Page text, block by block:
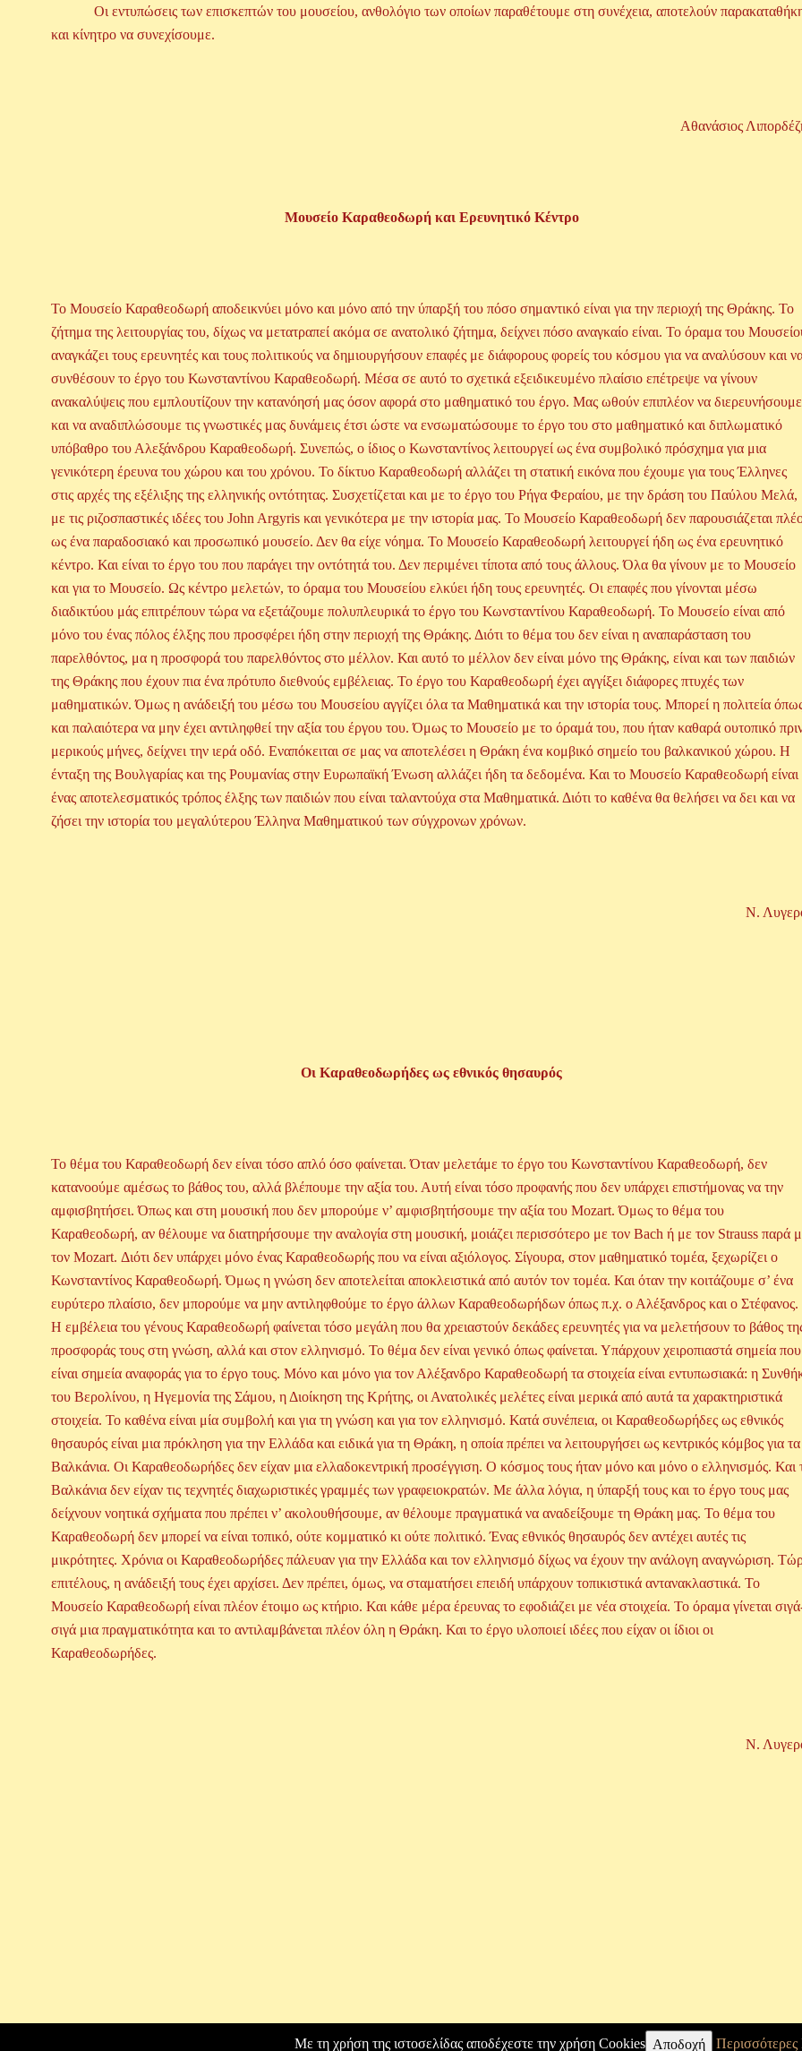
Οι εντυπώσεις των επισκεπτών του μουσείου, ανθολόγιο των οποίων παραθέτουμε στη συνέχεια, αποτελούν
και κίνητρο να συνεχίσουμε.
Αθανάσιος
Μουσείο Καραθεοδωρή και Ερευνητικό Κέντρο
Το Μουσείο Καραθεοδωρή αποδεικνύει μόνο και μόνο από την ύπαρξή του πόσο σημαντικό είναι για την περιοχή της Θράκης. Το
ζήτημα της λειτουργίας του, δίχως να μετατραπεί ακόμα σε ανατολικό ζήτημα, δείχνει πόσο αναγκαίο είναι. Το όραμα του
αναγκάζει τους ερευνητές και τους πολιτικούς να δημιουργήσουν επαφές με διάφορους φορείς του κόσμου για να αναλύσουν και
συνθέσουν το έργο του Κωνσταντίνου Καραθεοδωρή. Μέσα σε αυτό το σχετικά εξειδικευμένο πλαίσιο επέτρεψε να γίνουν
ανακαλύψεις που εμπλουτίζουν την κατανόησή μας όσον αφορά στο μαθηματικό του έργο. Μας ωθούν επιπλέον να διερευνήσουμε
και να αναδιπλώσουμε τις γνωστικές μας δυνάμεις έτσι ώστε να ενσωματώσουμε το έργο του στο μαθηματικό και διπλωματικό
υπόβαθρο του Αλεξάνδρου Καραθεοδωρή. Συνεπώς, ο ίδιος ο Κωνσταντίνος λειτουργεί ως ένα συμβολικό πρόσχημα για μια
γενικότερη έρευνα του χώρου και του χρόνου. Το δίκτυο Καραθεοδωρή αλλάζει τη στατική εικόνα που έχουμε για τους Έλληνες
στις αρχές της εξέλιξης της ελληνικής οντότητας. Συσχετίζεται και με το έργο του Ρήγα Φεραίου, με την δράση του Παύλου Μελά,
με τις ριζοσπαστικές ιδέες του John Argyris και γενικότερα με την ιστορία μας. Το Μουσείο Καραθεοδωρή δεν παρουσιάζεται
ως ένα παραδοσιακό και προσωπικό μουσείο. Δεν θα είχε νόημα. Το Μουσείο Καραθεοδωρή λειτουργεί ήδη ως ένα ερευνητικό
κέντρο. Και είναι το έργο του που παράγει την οντότητά του. Δεν περιμένει τίποτα από τους άλλους. Όλα θα γίνουν με το Μουσείο
και για το Μουσείο. Ως κέντρο μελετών, το όραμα του Μουσείου ελκύει ήδη τους ερευνητές. Οι επαφές που γίνονται μέσω
διαδικτύου μάς επιτρέπουν τώρα να εξετάζουμε πολυπλευρικά το έργο του Κωνσταντίνου Καραθεοδωρή. Το Μουσείο είναι από
μόνο του ένας πόλος έλξης που προσφέρει ήδη στην περιοχή της Θράκης. Διότι το θέμα του δεν είναι η αναπαράσταση του
παρελθόντος, μα η προσφορά του παρελθόντος στο μέλλον. Και αυτό το μέλλον δεν είναι μόνο της Θράκης, είναι και των παιδιών
της Θράκης που έχουν πια ένα πρότυπο διεθνούς εμβέλειας. Το έργο του Καραθεοδωρή έχει αγγίξει διάφορες πτυχές των
μαθηματικών. Όμως η ανάδειξή του μέσω του Μουσείου αγγίζει όλα τα Μαθηματικά και την ιστορία τους. Μπορεί η πολιτεία
και παλαιότερα να μην έχει αντιληφθεί την αξία του έργου του. Όμως το Μουσείο με το όραμά του, που ήταν καθαρά ουτοπικό
μερικούς μήνες, δείχνει την ιερά οδό. Εναπόκειται σε μας να αποτελέσει η Θράκη ένα κομβικό σημείο του βαλκανικού χώρου. Η
ένταξη της Βουλγαρίας και της Ρουμανίας στην Ευρωπαϊκή Ένωση αλλάζει ήδη τα δεδομένα. Και το Μουσείο Καραθεοδωρή είναι
ένας αποτελεσματικός τρόπος έλξης των παιδιών που είναι ταλαντούχα στα Μαθηματικά. Διότι το καθένα θα θελήσει να δει και να
ζήσει την ιστορία του μεγαλύτερου Έλληνα Μαθηματικού των σύγχρονων χρόνων.
Ν.
Οι Καραθεοδωρήδες ως εθνικός θησαυρός
Το θέμα του Καραθεοδωρή δεν είναι τόσο απλό όσο φαίνεται. Όταν μελετάμε το έργο του Κωνσταντίνου Καραθεοδωρή, δεν
κατανοούμε αμέσως το βάθος του, αλλά βλέπουμε την αξία του. Αυτή είναι τόσο προφανής που δεν υπάρχει επιστήμονας να την
αμφισβητήσει. Όπως και στη μουσική που δεν μπορούμε ν’ αμφισβητήσουμε την αξία του Mozart. Όμως το θέμα του
Καραθεοδωρή, αν θέλουμε να διατηρήσουμε την αναλογία στη μουσική, μοιάζει περισσότερο με τον Bach ή με τον Strauss παρά
τον Mozart. Διότι δεν υπάρχει μόνο ένας Καραθεοδωρής που να είναι αξιόλογος. Σίγουρα, στον μαθηματικό τομέα, ξεχωρίζει ο
Κωνσταντίνος Καραθεοδωρή. Όμως η γνώση δεν αποτελείται αποκλειστικά από αυτόν τον τομέα. Και όταν την κοιτάζουμε σ’ ένα
ευρύτερο πλαίσιο, δεν μπορούμε να μην αντιληφθούμε το έργο άλλων Καραθεοδωρήδων όπως π.χ. ο Αλέξανδρος και ο Στέφανος.
Η εμβέλεια του γένους Καραθεοδωρή φαίνεται τόσο μεγάλη που θα χρειαστούν δεκάδες ερευνητές για να μελετήσουν το βάθος
προσφοράς τους στη γνώση, αλλά και στον ελληνισμό. Το θέμα δεν είναι γενικό όπως φαίνεται. Υπάρχουν χειροπιαστά σημεία που
είναι σημεία αναφοράς για το έργο τους. Μόνο και μόνο για τον Αλέξανδρο Καραθεοδωρή τα στοιχεία είναι εντυπωσιακά: η
του Βερολίνου, η Ηγεμονία της Σάμου, η Διοίκηση της Κρήτης, οι Ανατολικές μελέτες είναι μερικά από αυτά τα χαρακτηριστικά
στοιχεία. Το καθένα είναι μία συμβολή και για τη γνώση και για τον ελληνισμό. Κατά συνέπεια, οι Καραθεοδωρήδες ως εθνικός
θησαυρός είναι μια πρόκληση για την Ελλάδα και ειδικά για τη Θράκη, η οποία πρέπει να λειτουργήσει ως κεντρικός κόμβος για τα
Βαλκάνια. Οι Καραθεοδωρήδες δεν είχαν μια ελλαδοκεντρική προσέγγιση. Ο κόσμος τους ήταν μόνο και μόνο ο ελληνισμός. Και
Βαλκάνια δεν είχαν τις τεχνητές διαχωριστικές γραμμές των γραφειοκρατών. Με άλλα λόγια, η ύπαρξή τους και το έργο τους μας
δείχνουν νοητικά σχήματα που πρέπει ν’ ακολουθήσουμε, αν θέλουμε πραγματικά να αναδείξουμε τη Θράκη μας. Το θέμα του
Καραθεοδωρή δεν μπορεί να είναι τοπικό, ούτε κομματικό κι ούτε πολιτικό. Ένας εθνικός θησαυρός δεν αντέχει αυτές τις
μικρότητες. Χρόνια οι Καραθεοδωρήδες πάλευαν για την Ελλάδα και τον ελληνισμό δίχως να έχουν την ανάλογη αναγνώριση.
επιτέλους, η ανάδειξή τους έχει αρχίσει. Δεν πρέπει, όμως, να σταματήσει επειδή υπάρχουν τοπικιστικά αντανακλαστικά. Το
Μουσείο Καραθεοδωρή είναι πλέον έτοιμο ως κτήριο. Και κάθε μέρα έρευνας το εφοδιάζει με νέα στοιχεία. Το όραμα γίνεται
σιγά μια πραγματικότητα και το αντιλαμβάνεται πλέον όλη η Θράκη. Και το έργο υλοποιεί ιδέες που είχαν οι ίδιοι οι
Καραθεοδωρήδες.
Ν.
Με τη χρήση της ιστοσελίδας αποδέχεστε την χρήση Cookies Αποδοχή